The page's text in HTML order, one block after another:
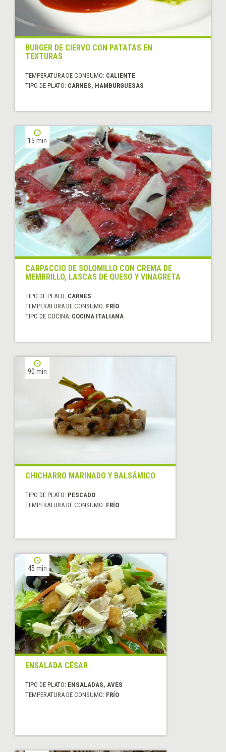
BURGER DE CIERVO CON PATATAS EN
TEXTURAS
TEMPERATURA DE CONSUMO: CALIENTE
TIPO DE PLATO: CARNES, HAMBURGUESAS
15 min
CARPACCIO DE SOLOMILLO CON CREMA DE
MEMBRILLO, LASCAS DE QUESO Y VINAGRETA
TIPO DE PLATO: CARNES
TEMPERATURA DE CONSUMO: FRÍO
TIPO DE COCINA: COCINA ITALIANA
90 min
CHICHARRO MARINADO Y BALSÁMICO
TIPO DE PLATO: PESCADO
TEMPERATURA DE CONSUMO: FRÍO
45 min
ENSALADA CÉSAR
TIPO DE PLATO: ENSALADAS, AVES
TEMPERATURA DE CONSUMO: FRÍO